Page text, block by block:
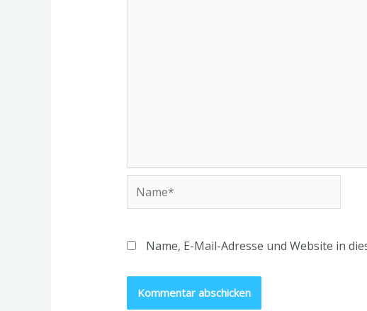
Name*
Name, E-Mail-Adresse und Website in